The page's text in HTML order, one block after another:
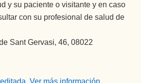
y su paciente o visitante y en caso
con su profesional de salud de
Sant Gervasi, 46, 08022